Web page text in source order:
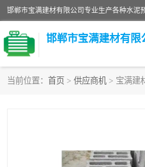
邯郸市宝满建材有限
当前位置： 首页 > 供应商机 > 宝满建